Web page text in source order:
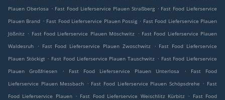
Plauen Oberlosa . Fast Food Lieferservice Plauen Straßberg . Fast Food Lieferservice
Plauen Brand . Fast Food Lieferservice Plauen Possig . Fast Food Lieferservice Plauen
Jößnitz . Fast Food Lieferservice Plauen Möschwitz . Fast Food Lieferservice Plauen
Waldesruh
. Fast Food Lieferservice Plauen Zwoschwitz . Fast Food Lieferservice
Plauen Stöckigt . Fast Food Lieferservice Plauen Tauschwitz . Fast Food Lieferservice
Plauen Großfriesen
. Fast Food Lieferservice Plauen Unterlosa .
Fast Food
Lieferservice Plauen Messbach . Fast Food Lieferservice Plauen Schöpsdrehe . Fast
Food Lieferservice Plauen . Fast Food Lieferservice Weischlitz Kürbitz . Fast Food